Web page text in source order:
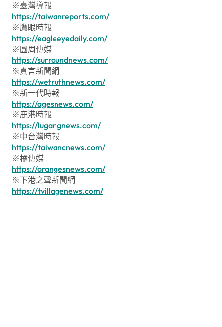
※臺灣導報
https://taiwanreports.com/
※鷹眼時報
https://eagleeyedaily.com/
※圓周傳媒
https://surroundnews.com/
※真言新聞網
https://wetruthnews.com/
※新一代時報
https://agesnews.com/
※鹿港時報
https://lugangnews.com/
※中台灣時報
https://taiwancnews.com/
※橘傳媒
https://orangesnews.com/
※下港之聲新聞網
https://tvillagenews.com/